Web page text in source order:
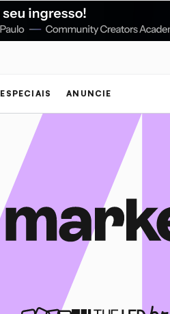
ESPECIAIS ANUNCIE